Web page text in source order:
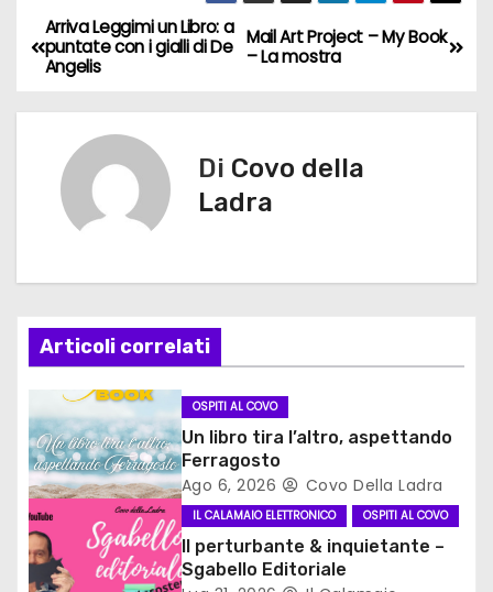
N
a
z
i
o
n
e
a
Mail Art Project – My Book
– La mostra
Arriva Leggimi un Libro: a
puntate con i gialli di De
Angelis
Di Covo della
Ladra
Articoli correlati
OSPITI AL COVO
Un libro tira l’altro, aspettando
Ferragosto
Ago 6, 2026 Covo Della Ladra
IL CALAMAIO ELETTRONICO OSPITI AL COVO
Il perturbante & inquietante –
Sgabello Editoriale